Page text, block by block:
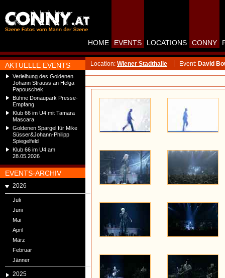
AKTUELLE EVENTS
Verleihung des Goldenen
Johann Strauss an Helga
Papouschek
Bühne Donaupark Presse-
Empfang
Klub 66 im U4 mit Tamara
Mascara
Goldenen Spargel für Mike
Süsser&Johann-Philipp
Spiegelfeld
Klub 66 im U4 am
28.05.2026
EVENTS-ARCHIV
2026
Juli
Juni
Mai
April
März
Februar
Jänner
2025
HOME EVENTS LOCATIONS CONNY
Location: Wiener Stadthalle Event: David